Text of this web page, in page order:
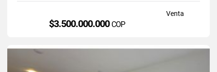
Venta
$3.500.000.000 COP